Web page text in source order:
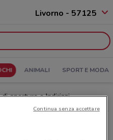
Livorno - 57125
ANIMALI SPORT E MODA
apertura e Indirizzi
Jouè Club
Continua senza accettare